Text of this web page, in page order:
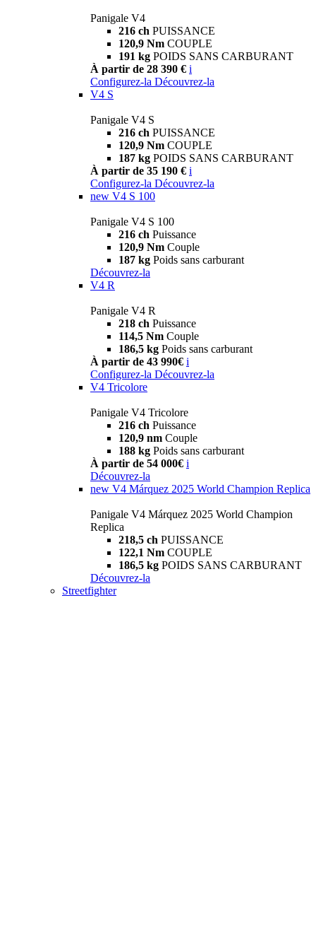
Panigale V4
216 ch PUISSANCE
120,9 Nm COUPLE
191 kg POIDS SANS CARBURANT
À partir de 28 390 € i
Configurez-la Découvrez-la
V4 S
Panigale V4 S
216 ch PUISSANCE
120,9 Nm COUPLE
187 kg POIDS SANS CARBURANT
À partir de 35 190 € i
Configurez-la Découvrez-la
new V4 S 100
Panigale V4 S 100
216 ch Puissance
120,9 Nm Couple
187 kg Poids sans carburant
Découvrez-la
V4 R
Panigale V4 R
218 ch Puissance
114,5 Nm Couple
186,5 kg Poids sans carburant
À partir de 43 990€ i
Configurez-la Découvrez-la
V4 Tricolore
Panigale V4 Tricolore
216 ch Puissance
120,9 nm Couple
188 kg Poids sans carburant
À partir de 54 000€ i
Découvrez-la
new V4 Márquez 2025 World Champion Replica
Panigale V4 Márquez 2025 World Champion
Replica
218,5 ch PUISSANCE
122,1 Nm COUPLE
186,5 kg POIDS SANS CARBURANT
Découvrez-la
Streetfighter